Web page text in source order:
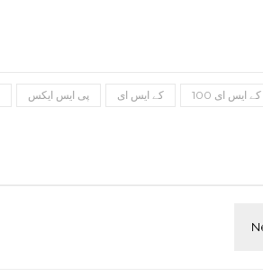
پی ایس ایکس کے ایس ای
کے ایس ای 100